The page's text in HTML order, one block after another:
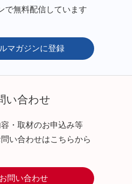
で無料配信しています
マガジンに登録
い合わせ
・取材のお申込み等
い合わせはこちらから
お問い合わせ